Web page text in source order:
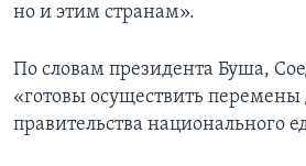
но и этим странам».
По словам президента Буша,
«готовы осуществить
правительства национального